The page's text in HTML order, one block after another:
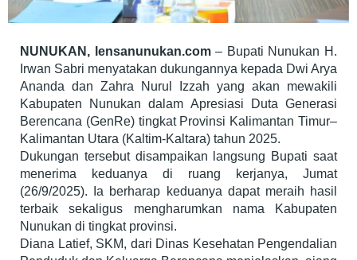
NUNUKAN, lensanunukan.com– Bupati Nunukan H.
Irwan Sabri menyatakan dukungannya kepada Dwi Arya
Ananda dan Zahra Nurul Izzah yang akan mewakili
Kabupaten Nunukan dalam Apresiasi Duta Generasi
Berencana (GenRe) tingkat Provinsi Kalimantan Timur–
Kalimantan Utara (Kaltim-Kaltara) tahun 2025.
Dukungan tersebut disampaikan langsung Bupati saat
menerima keduanya di ruang kerjanya, Jumat
(26/9/2025). Ia berharap keduanya dapat meraih hasil
terbaik sekaligus mengharumkan nama Kabupaten
Nunukan di tingkat provinsi.
Diana Latief, SKM, dari Dinas Kesehatan Pengendalian